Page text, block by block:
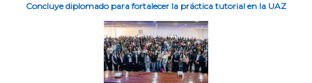
Concluye diplomado para fortalecer la práctica tutorial en la UAZ